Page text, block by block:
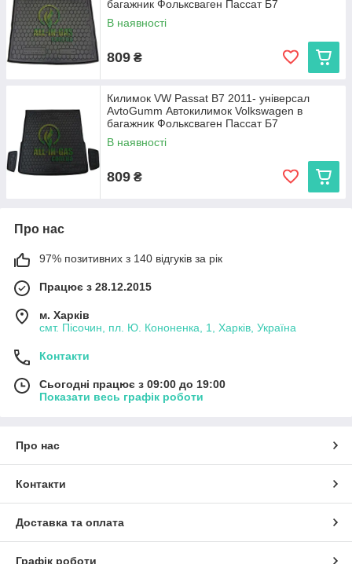
багажник Фольксваген Пассат Б7
В наявності
809 ₴
Килимок VW Passat B7 2011- універсал
AvtoGumm Автокилимок Volkswagen в
багажник Фольксваген Пассат Б7
В наявності
809 ₴
Про нас
97% позитивних з 140 відгуків за рік
Працює з 28.12.2015
м. Харків
смт. Пісочин, пл. Ю. Кононенка, 1, Харків, Україна
Контакти
Сьогодні працює з 09:00 до 19:00
Показати весь графік роботи
Про нас
Контакти
Доставка та оплата
Графік роботи